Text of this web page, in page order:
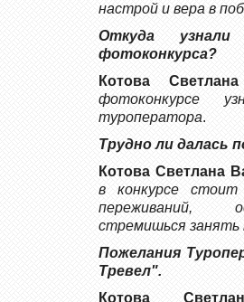
настрой и вера в
Откуда
фотоконкурса?
Котова
фотоконкурсе
туроператора.
Трудно ли далась
Котова Светлана
в конкурсе
переживаний,
стремишься занять
Пожелания
Тревел".
Котова